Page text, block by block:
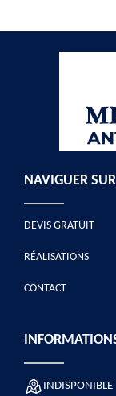
NAVIGUER
DEVIS GRATUIT
RÉALISATIONS
CONTACT
INDISPONIBLE